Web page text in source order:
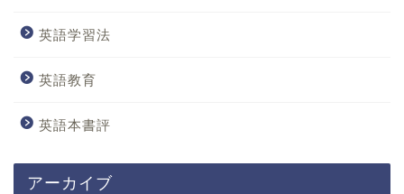
英語学習法
英語教育
英語本書評
アーカイブ